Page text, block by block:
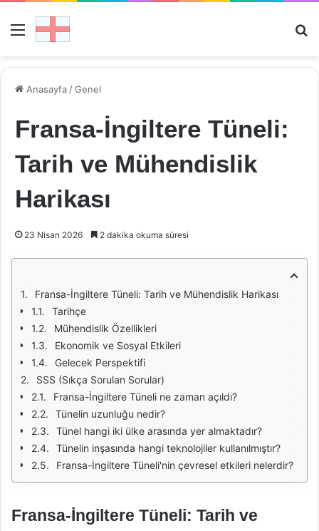
Menü
Anasayfa /Genel
Fransa-İngiltere Tüneli:
Tarih ve Mühendislik
Harikası
23 Nisan 2026 2 dakika okuma süresi
Fransa-İngiltere Tüneli: Tarih ve Mühendislik Harikası
Tarihçe
Mühendislik Özellikleri
Ekonomik ve Sosyal Etkileri
Gelecek Perspektifi
SSS (Sıkça Sorulan Sorular)
Fransa-İngiltere Tüneli ne zaman açıldı?
Tünelin uzunluğu nedir?
Tünel hangi iki ülke arasında yer almaktadır?
Tünelin inşasında hangi teknolojiler kullanılmıştır?
Fransa-İngiltere Tüneli'nin çevresel etkileri nelerdir?
Fransa-İngiltere Tüneli: Tarih ve